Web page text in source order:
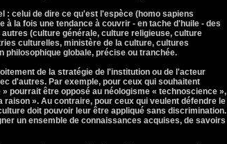
: celui de dire ce qu'est l'espèce (homo sapiens
la fois une tendance à couvrir - en tache d'huile - des
(culture générale, culture religieuse, culture
culturelles, ministère de la culture, cultures
philosophique globale, précise ou tranchée.
de la stratégie de l'institution ou de l'acteur
d'autres. Par exemple, pour ceux qui souhaitent
pourrait être opposé au néologisme « technoscience »,
». Au contraire, pour ceux qui veulent défendre le
doit pouvoir leur être appliqué sans discrimination.
un ensemble de connaissances acquises, de savoirs